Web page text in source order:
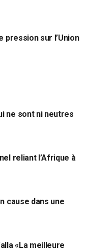
pression sur l’Union
ne sont ni neutres
reliant l’Afrique à
cause dans une
«La meilleure